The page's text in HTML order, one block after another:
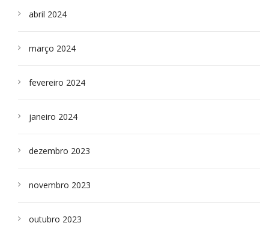
abril 2024
março 2024
fevereiro 2024
janeiro 2024
dezembro 2023
novembro 2023
outubro 2023